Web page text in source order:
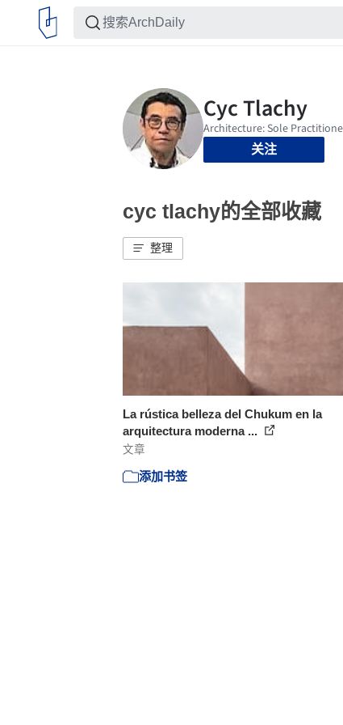
关注
cyc tlachy的全部收藏
整理
La rústica belleza del Chukum en la
arquitectura moderna ...
文章
添加书签